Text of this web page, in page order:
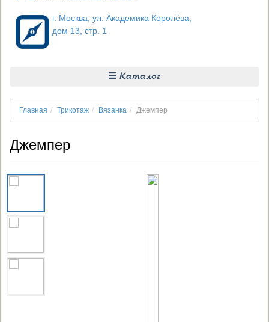
г. Москва, ул. Академика Королёва,
дом 13, стр. 1
Каталог
Главная Трикотаж Вязанка Джемпер
Джемпер